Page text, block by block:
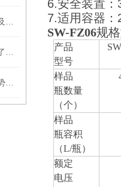
6.安全装置：
7.适用容器：
SW-FZ06规
产品
型号
样品
瓶数量
（个）
样品
瓶容积
（L/瓶）
额定
电压